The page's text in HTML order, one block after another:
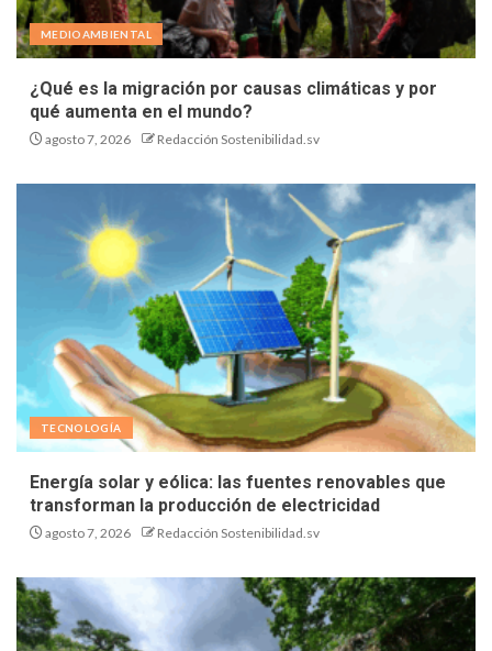
MEDIOAMBIENTAL
¿Qué es la migración por causas climáticas y por
qué aumenta en el mundo?
agosto 7, 2026 Redacción Sostenibilidad.sv
TECNOLOGÍA
Energía solar y eólica: las fuentes renovables que
transforman la producción de electricidad
agosto 7, 2026 Redacción Sostenibilidad.sv